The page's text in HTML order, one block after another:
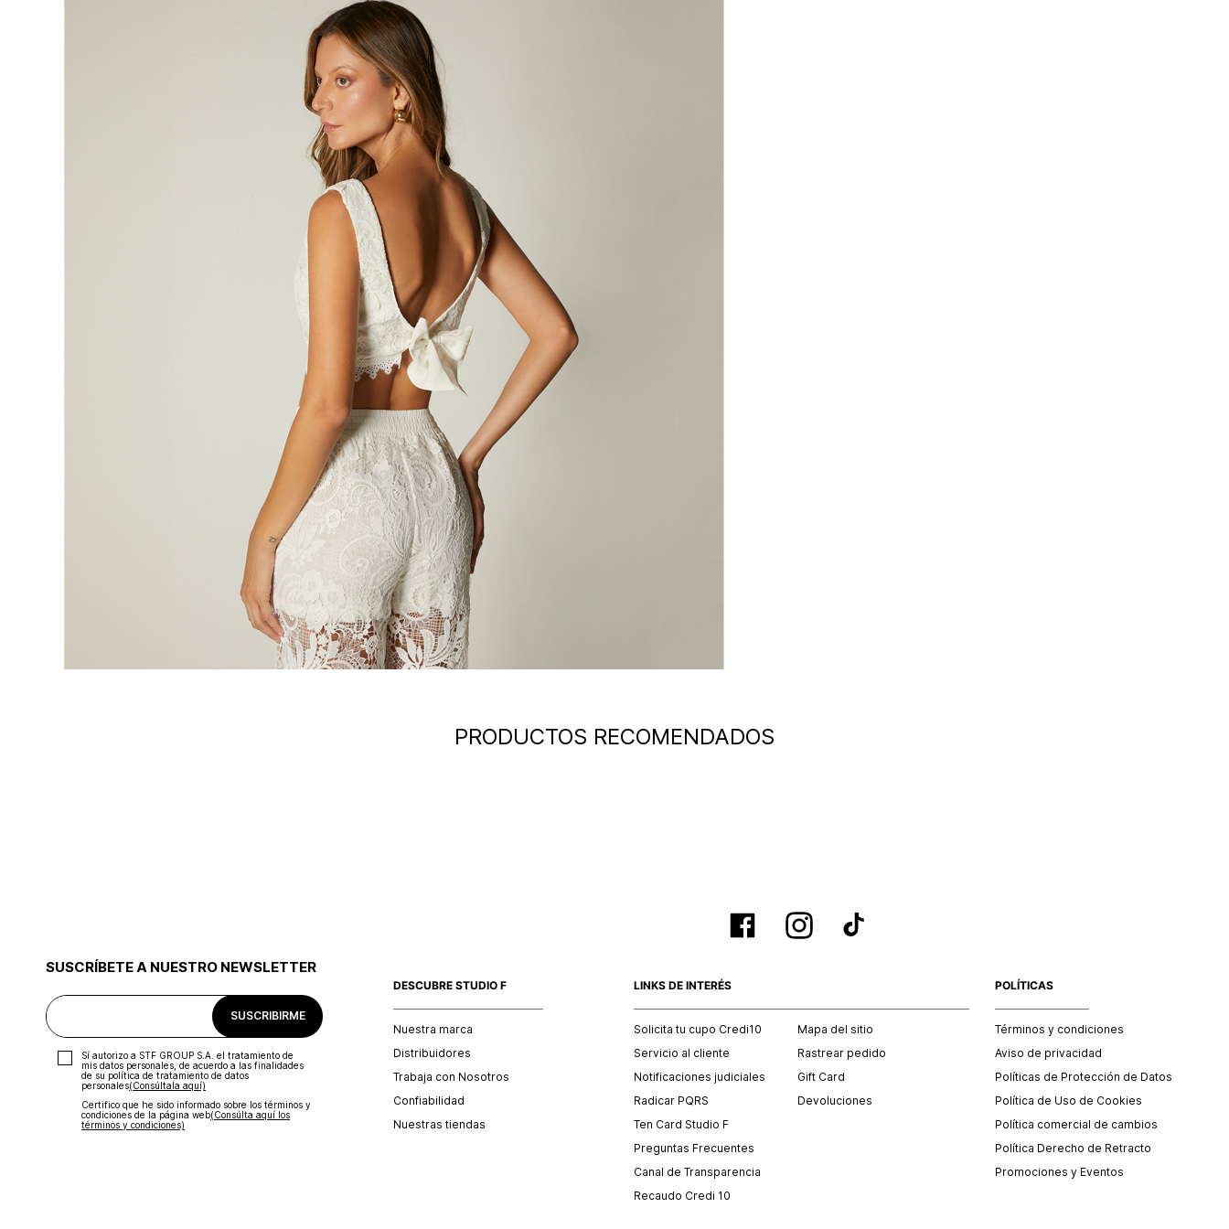
PRODUCTOS RECOMENDADOS
SUSCRÍBETE A NUESTRO NEWSLETTER
SUSCRIBIRME
Sí autorizo a STF GROUP S.A. el tratamiento de
mis datos personales, de acuerdo a las finalidades
de su política de tratamiento de datos
personales‎(Consúltala aquí)
Certifico que he sido informado sobre los términos y
condiciones de la página web‎(Consúlta aquí los
términos y condiciones)
DESCUBRE STUDIO F
Nuestra marca
Distribuidores
Trabaja con Nosotros
Confiabilidad
Nuestras tiendas
LINKS DE INTERÉS
Solicita tu cupo Credi10
Servicio al cliente
Notificaciones judiciales
Radicar PQRS
Ten Card Studio F
Preguntas Frecuentes
Canal de Transparencia
Recaudo Credi 10
Mapa del sitio
Rastrear pedido
Gift Card
Devoluciones
POLÍTICAS
Términos y condiciones
Aviso de privacidad
Políticas de Protección de Datos
Política de Uso de Cookies
Política comercial de cambios
Política Derecho de Retracto
Promociones y Eventos